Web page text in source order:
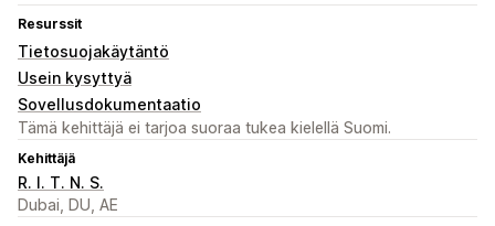
Resurssit
Tietosuojakäytäntö
Usein kysyttyä
Sovellusdokumentaatio
Tämä kehittäjä ei tarjoa suoraa tukea kielellä Suomi.
Kehittäjä
R. I. T. N. S.
Dubai, DU, AE